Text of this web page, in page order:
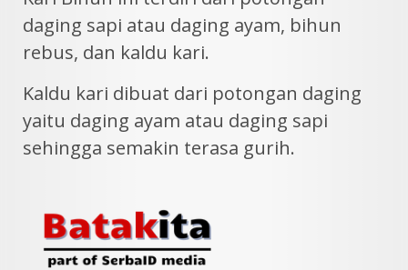
daging sapi atau daging ayam, bihun
rebus, dan kaldu kari.
Kaldu kari dibuat dari potongan daging
yaitu daging ayam atau daging sapi
sehingga semakin terasa gurih.